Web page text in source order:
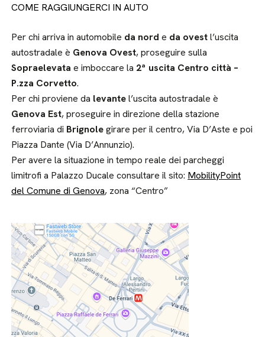
COME RAGGIUNGERCI IN AUTO
Per chi arriva in automobile da nord e da ovestl’uscita
autostradale è Genova Ovest, proseguire sulla
Sopraelevata e imboccare la 2ª uscita Centro città –
P.zza Corvetto.
Per chi proviene da levantel’uscita autostradale è
Genova Est, proseguire in direzione della stazione
ferroviaria di Brignolegirare per il centro, Via D’Aste e poi
Piazza Dante (Via D’Annunzio).
Per avere la situazione in tempo reale dei parcheggi
limitrofi a Palazzo Ducale consultare il sito: MobilityPoint
del Comune di Genova, zona “Centro”